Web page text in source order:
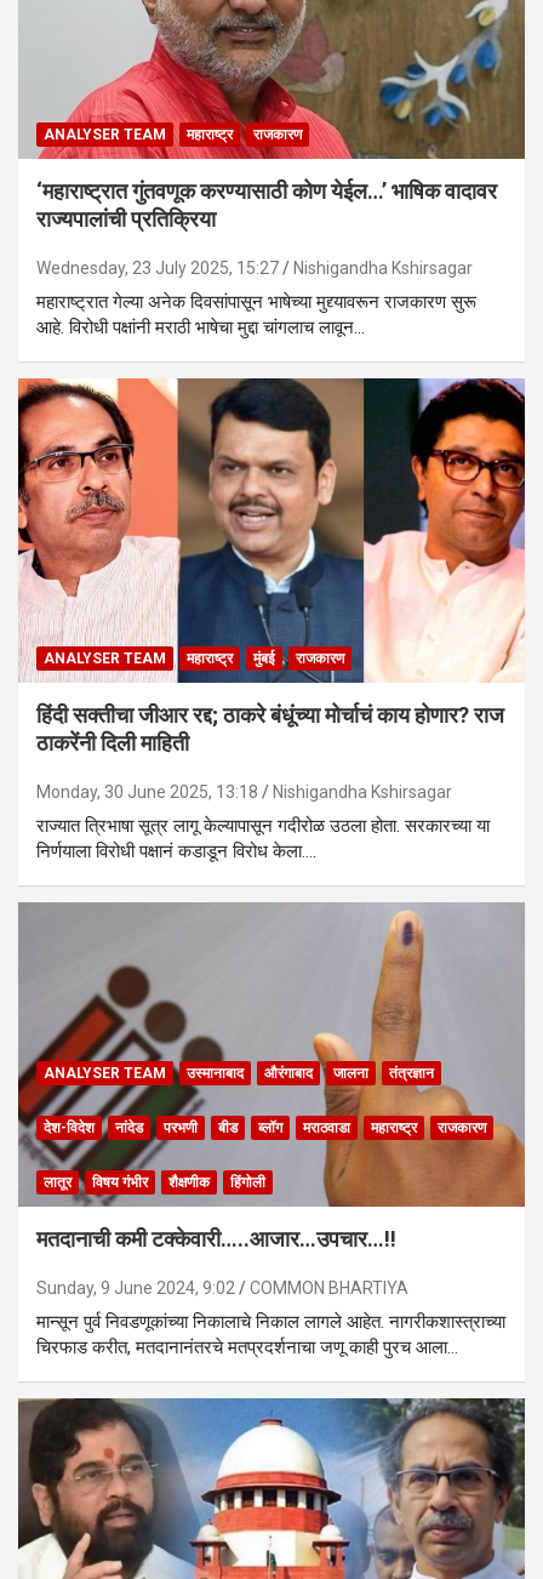
ANALYSER TEAM महाराष्ट्र राजकारण
‘महाराष्ट्रात गुंतवणूक करण्यासाठी कोण येईल…’ भाषिक वादावर
राज्यपालांची प्रतिक्रिया
Wednesday, 23 July 2025, 15:27 Nishigandha Kshirsagar
महाराष्ट्रात गेल्या अनेक दिवसांपासून भाषेच्या मुद्द्यावरून राजकारण सुरू
आहे. विरोधी पक्षांनी मराठी भाषेचा मुद्दा चांगलाच लावून…
ANALYSER TEAM महाराष्ट्र मुंबई राजकारण
हिंदी सक्तीचा जीआर रद्द; ठाकरे बंधूंच्या मोर्चाचं काय होणार? राज
ठाकरेंनी दिली माहिती
Monday, 30 June 2025, 13:18 Nishigandha Kshirsagar
राज्यात त्रिभाषा सूत्र लागू केल्यापासून गदीरोळ उठला होता. सरकारच्या या
निर्णयाला विरोधी पक्षानं कडाडून विरोध केला.…
ANALYSER TEAM उस्मानाबाद औरंगाबाद जालना तंत्रज्ञान
देश-विदेश नांदेड परभणी बीड ब्लॉग मराठवाडा महाराष्ट्र राजकारण
लातूर विषय गंभीर शैक्षणीक हिंगोली
मतदानाची कमी टक्केवारी…..आजार…उपचार…!!
Sunday, 9 June 2024, 9:02 COMMON BHARTIYA
मान्सून पुर्व निवडणूकांच्या निकालाचे निकाल लागले आहेत. नागरीकशास्त्राच्या
चिरफाड करीत, मतदानानंतरचे मतप्रदर्शनाचा जणू काही पुरच आला…